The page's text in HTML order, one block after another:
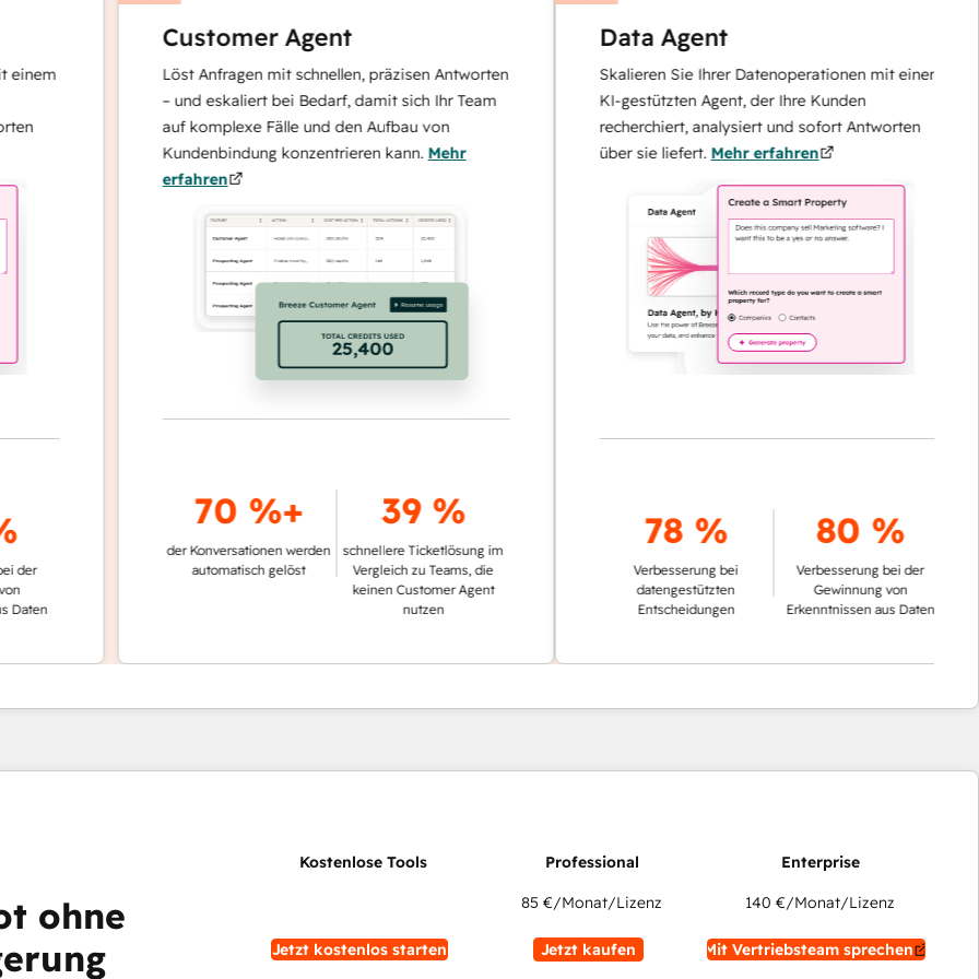
Customer Agent
Löst Anfragen mit schnellen, präzisen Antworten
– und eskaliert bei Bedarf, damit sich Ihr Team
auf komplexe Fälle und den Aufbau von
Kundenbindung konzentrieren kann.Mehr
erfahren
70 %+
der Konversationen werden
automatisch gelöst
39 %
schnellere Ticketlösung im
Vergleich zu Teams, die
keinen Customer Agent
nutzen
Data Agent
Skalieren Sie Ihrer Datenoperationen mit einem
KI-gestützten Agent, der Ihre Kunden
recherchiert, analysiert und sofort Antworten
über sie liefert.Mehr erfahren
78 %
Verbesserung bei
datengestützten
Entscheidungen
80 %
Verbesserung bei der
Gewinnung von
Erkenntnissen aus Daten
ohne
Jetzt kostenlos starten
85 €/Monat/Lizenz
Jetzt kaufen
140 €/Monat/Lizenz
Mit Vertriebsteam sprechen